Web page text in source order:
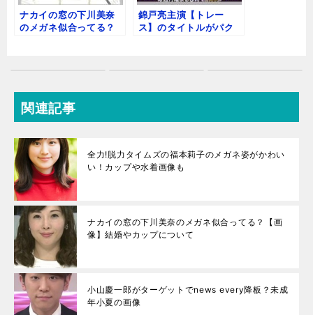
ナカイの窓の下川美奈
のメガネ似合ってる？
錦戸亮主演【トレー
ス】のタイトルがパク
関連記事
全力!脱力タイムズの福本莉子のメガネ姿がかわい
い！カップや水着画像も
ナカイの窓の下川美奈のメガネ似合ってる？【画
像】結婚やカップについて
小山慶一郎がターゲットでnews every降板？未成
年小夏の画像